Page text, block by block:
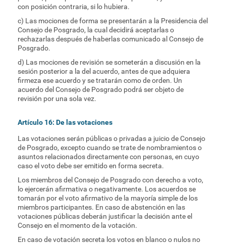
con posición contraria, si lo hubiera.
c) Las mociones de forma se presentarán a la Presidencia del
Consejo de Posgrado, la cual decidirá aceptarlas o
rechazarlas después de haberlas comunicado al Consejo de
Posgrado.
d) Las mociones de revisión se someterán a discusión en la
sesión posterior a la del acuerdo, antes de que adquiera
firmeza ese acuerdo y se tratarán como de orden. Un
acuerdo del Consejo de Posgrado podrá ser objeto de
revisión por una sola vez.
Artículo 16: De las votaciones
Las votaciones serán públicas o privadas a juicio de Consejo
de Posgrado, excepto cuando se trate de nombramientos o
asuntos relacionados directamente con personas, en cuyo
caso el voto debe ser emitido en forma secreta.
Los miembros del Consejo de Posgrado con derecho a voto,
lo ejercerán afirmativa o negativamente. Los acuerdos se
tomarán por el voto afirmativo de la mayoría simple de los
miembros participantes. En caso de abstención en las
votaciones públicas deberán justificar la decisión ante el
Consejo en el momento de la votación.
En caso de votación secreta los votos en blanco o nulos no